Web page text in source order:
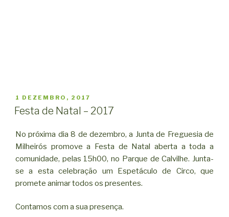
PUBLICADO
EM
1 DEZEMBRO, 2017
Festa de Natal – 2017
No próxima dia 8 de dezembro, a Junta de Freguesia de
Milheirós promove a Festa de Natal aberta a toda a
comunidade, pelas 15h00, no Parque de Calvilhe. Junta-
se a esta celebração um Espetáculo de Circo, que
promete animar todos os presentes.
Contamos com a sua presença.